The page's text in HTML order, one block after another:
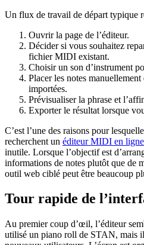
Un flux de travail de départ typique
Ouvrir la page de l’éditeur.
Décider si vous souhaitez
fichier MIDI existant.
Choisir un son d’instrument
Placer les notes
importées.
Prévisualiser la phrase et
Exporter le résultat lorsque
C’est l’une des raisons pour
recherchent un éditeur MIDI en
inutile. Lorsque l’objectif est
informations de notes plutôt que de
outil web ciblé peut être beaucoup
Tour rapide de
Au premier coup d’œil, l’éditeur
utilisé un piano roll de STAN, mais